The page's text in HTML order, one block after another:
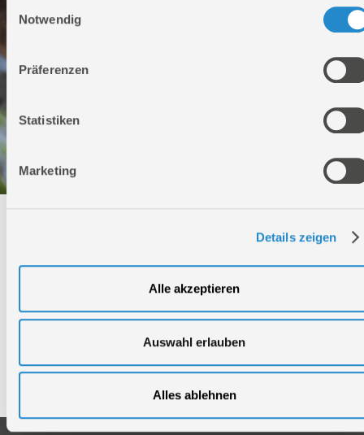
Notwendig
Präferenzen
Statistiken
Marketing
Details zeigen
Alle akzeptieren
Auswahl erlauben
Alles ablehnen
Samstag
Telefon: +49 (0)7904-700360
Telefax: +49 (0)7904-70051999